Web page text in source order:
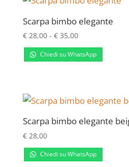
€ 38,00
Scarpa bimbo elegante
€28,00 - €35,00Fascia
di
prezzo:
€ 35,00
Chiedi su WhatsApp
Scarpa bimbo elegante
€28,00
Chiedi su WhatsApp